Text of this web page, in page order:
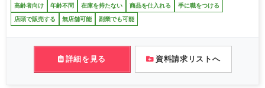
高齢者向け 年齢不問 在庫を持たない 商品を仕入れる 手に職をつける
店頭で販売する 無店舗可能 副業でも可能
詳細を見る 資料請求リストへ